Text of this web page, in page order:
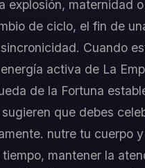
explosión, maternidad
de ciclo, el fin de
Cuando
activa de La
de la Fortuna
que debes
nutre tu cuerpo
mantener la